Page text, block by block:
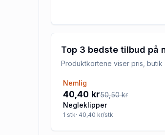
Top 3 bedste tilbud på
Produktkortene viser pris, butik
-20%
Nemlig
40,40 kr50,50 kr
Negleklipper
1 stk· 40,40 kr/stk